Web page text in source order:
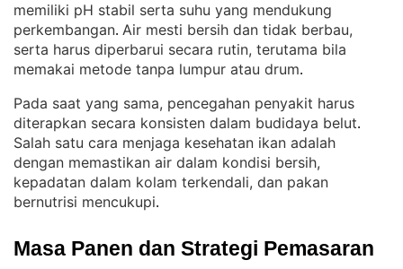
memiliki pH stabil serta suhu yang mendukung
perkembangan. Air mesti bersih dan tidak berbau,
serta harus diperbarui secara rutin, terutama bila
memakai metode tanpa lumpur atau drum.
Pada saat yang sama, pencegahan penyakit harus
diterapkan secara konsisten dalam budidaya belut
Salah satu cara menjaga kesehatan ikan adalah
dengan memastikan air dalam kondisi bersih,
kepadatan dalam kolam terkendali, dan pakan
bernutrisi mencukupi.
Masa Panen dan Strategi Pemasaran